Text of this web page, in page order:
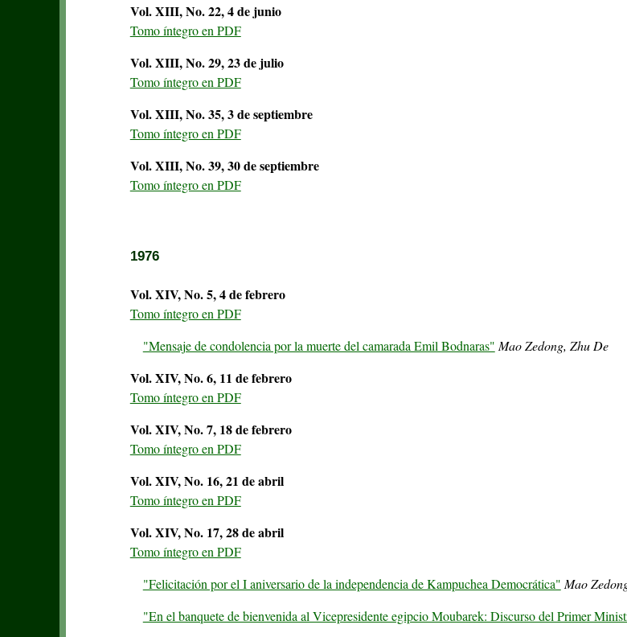
Vol. XIII, No. 22, 4 de junio
Tomo íntegro en PDF
Vol. XIII, No. 29, 23 de julio
Tomo íntegro en PDF
Vol. XIII, No. 35, 3 de septiembre
Tomo íntegro en PDF
Vol. XIII, No. 39, 30 de septiembre
Tomo íntegro en PDF
1976
Vol. XIV, No. 5, 4 de febrero
Tomo íntegro en PDF
"Mensaje de condolencia por la muerte del camarada Emil Bodnaras" Mao Zedong, Zhu De
Vol. XIV, No. 6, 11 de febrero
Tomo íntegro en PDF
Vol. XIV, No. 7, 18 de febrero
Tomo íntegro en PDF
Vol. XIV, No. 16, 21 de abril
Tomo íntegro en PDF
Vol. XIV, No. 17, 28 de abril
Tomo íntegro en PDF
"Felicitación por el I aniversario de la independencia de Kampuchea Democrática" Mao
"En el banquete de bienvenida al Vicepresidente egipcio Moubarek: Discurso del Primer